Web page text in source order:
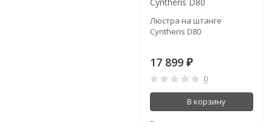
Люстра на штанге
Cyntheris D80
17 899 ₽
0
В корзину